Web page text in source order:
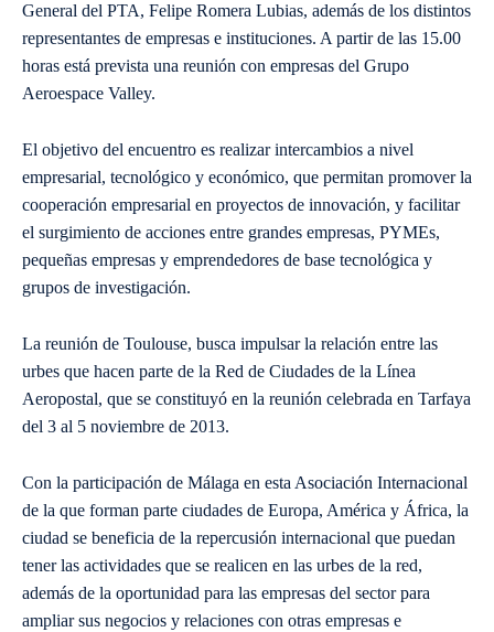
General del PTA, Felipe Romera Lubias, además de los distintos
representantes de empresas e instituciones. A partir de las 15.00
horas está prevista una reunión con empresas del Grupo
Aeroespace Valley.
El objetivo del encuentro es realizar intercambios a nivel
empresarial, tecnológico y económico, que permitan promover la
cooperación empresarial en proyectos de innovación, y facilitar
el surgimiento de acciones entre grandes empresas, PYMEs,
pequeñas empresas y emprendedores de base tecnológica y
grupos de investigación.
La reunión de Toulouse, busca impulsar la relación entre las
urbes que hacen parte de la Red de Ciudades de la Línea
Aeropostal, que se constituyó en la reunión celebrada en Tarfaya
del 3 al 5 noviembre de 2013.
Con la participación de Málaga en esta Asociación Internacional
de la que forman parte ciudades de Europa, América y África, la
ciudad se beneficia de la repercusión internacional que puedan
tener las actividades que se realicen en las urbes de la red,
además de la oportunidad para las empresas del sector para
ampliar sus negocios y relaciones con otras empresas e